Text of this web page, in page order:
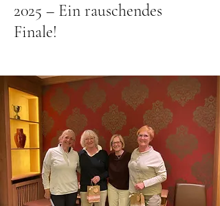
2025 – Ein rauschendes
Finale!